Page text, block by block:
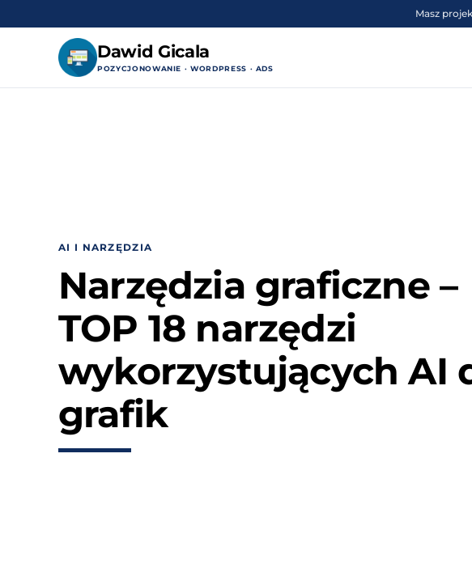
Masz
Dawid Gicala
POZYCJONOWANIE · WORDPRESS · ADS
AI I NARZĘDZIA
Narzędzia graficzne –
TOP 18 narzędzi
wykorzystujących AI
grafik